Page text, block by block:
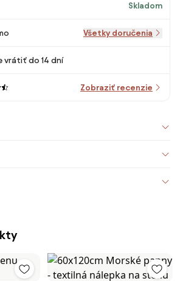
Skladom
Všetky doručenia
vrátiť do 14 dní
Zobraziť recenzie